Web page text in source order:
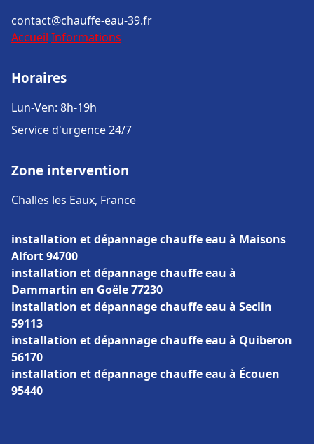
contact@chauffe-eau-39.fr
Accueil Informations
Horaires
Lun-Ven: 8h-19h
Service d'urgence 24/7
Zone intervention
Challes les Eaux, France
installation et dépannage chauffe eau à Maisons
Alfort 94700
installation et dépannage chauffe eau à
Dammartin en Goële 77230
installation et dépannage chauffe eau à Seclin
59113
installation et dépannage chauffe eau à Quiberon
56170
installation et dépannage chauffe eau à Écouen
95440